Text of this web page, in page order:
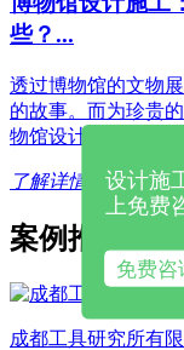
些？...
透过博物馆的文物
的故事。而为珍贵
物馆设计施工中的核
了解详情 +
案例推荐
成都工具研究所有
设计施
上免费
免费咨